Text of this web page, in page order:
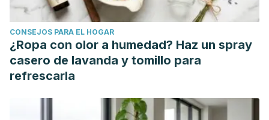
CONSEJOS PARA EL HOGAR
¿Ropa con olor a humedad? Haz un spray
casero de lavanda y tomillo para
refrescarla